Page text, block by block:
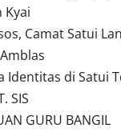
Kyai
Camat Satui
Identitas di Satui
SIS
GURU BANGIL